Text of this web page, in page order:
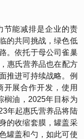
节能减排是企业的责
的共同挑战，绿色低
。依托于母公司雀巢
惠氏营养品也在配方
推进可持续战略。例
开展合作开发，使用
榈油，2025年目标为
年起惠氏营养品将陆
的收缩套膜，罐盖采
罐盖和勺，如此可使